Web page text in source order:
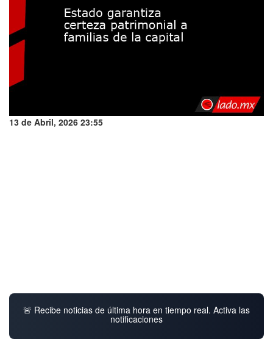
13 de Abril, 2026 23:55
🚨 Recibe noticias de última hora en tiempo real. Activa las
notificaciones